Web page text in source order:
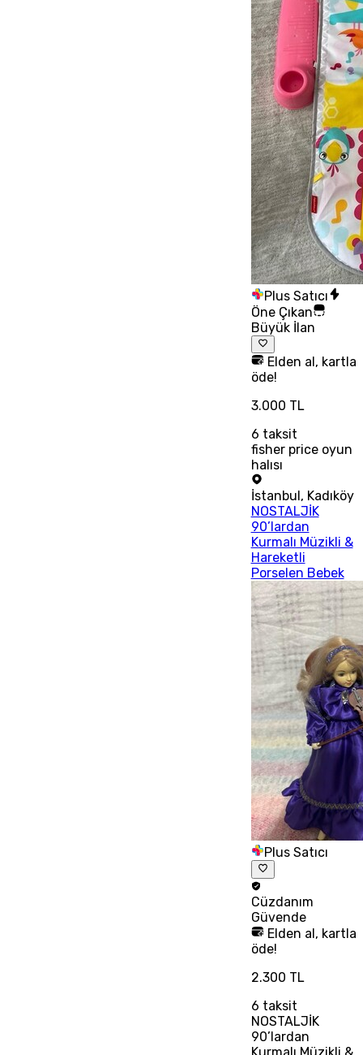
Plus Satıcı
Öne Çıkan
Büyük İlan
Elden al, kartla
öde!
3.000 TL
6 taksit
fisher price oyun
halısı
İstanbul , Kadıköy
NOSTALJİK
90’lardan
Kurmalı Müzikli &
Hareketli
Porselen Bebek
Plus Satıcı
Cüzdanım
Güvende
Elden al, kartla
öde!
2.300 TL
6 taksit
NOSTALJİK
90’lardan
Kurmalı Müzikli &